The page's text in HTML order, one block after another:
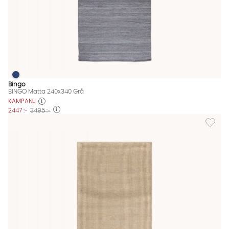
BINGO Matta 240x340 Grå Finns även i dessa färger:
BINGO Matta 240x340 Grå
Bingo
BINGO Matta 240x340 Grå
KAMPANJ
2447 :- 3495 :-
Lägg